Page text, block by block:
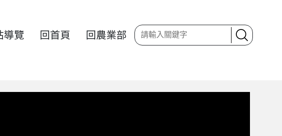
導覽 回首頁 回農業部